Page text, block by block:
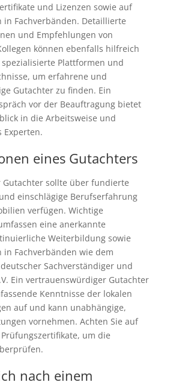
und Lizenzen sowie auf
in Fachverbänden. Detaillierte
und Empfehlungen von
können ebenfalls hilfreich
Plattformen und
um erfahrene und
Gutachter zu finden. Ein
vor der Beauftragung bietet
in die Arbeitsweise und
Experten.
eines Gutachters
sollte über fundierte
einschlägige Berufserfahrung
verfügen. Wichtige
eine anerkannte
Weiterbildung sowie
Fachverbänden wie dem
Sachverständiger und
Ein vertrauenswürdiger Gutachter
Kenntnisse der lokalen
auf und kann unabhängige,
vornehmen. Achten Sie auf
um die
nach einem